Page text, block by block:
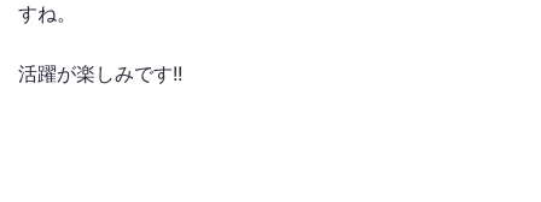
すね。
活躍が楽しみです!!